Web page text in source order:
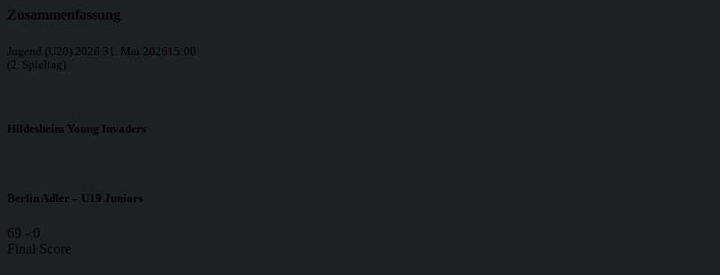
Zusammenfassung
Jugend (U20) 2026 31. Mai 2026 15:00
(2. Spieltag)
Hildesheim Young Invaders
Berlin Adler – U19 Juniors
69 - 0
Final Score